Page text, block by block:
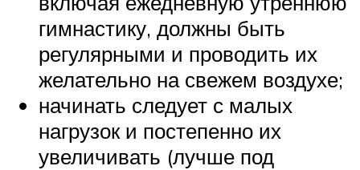
гимнастику, должны быть
регулярными и проводить их
желательно на свежем воздухе;
начинать следует с малых
нагрузок и постепенно их
увеличивать (лучше под